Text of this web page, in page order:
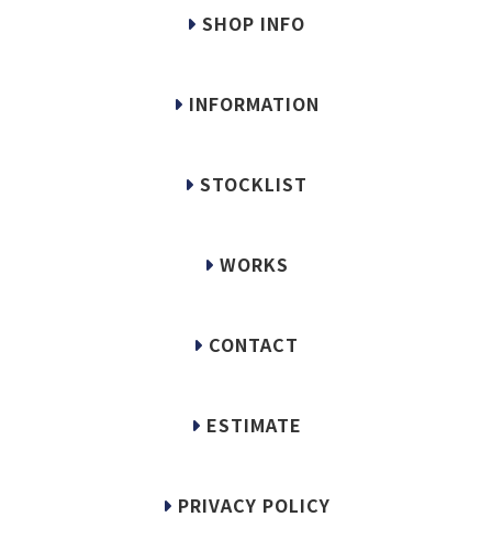
SHOP INFO
INFORMATION
STOCKLIST
WORKS
CONTACT
ESTIMATE
PRIVACY POLICY